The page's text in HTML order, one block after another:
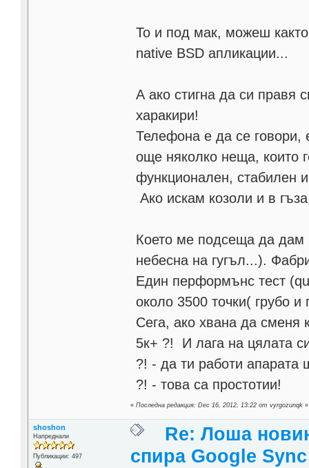
То и под мак, можеш
native BSD апликации...
А ако стигна да си правя
харакири!
Телефона е да се говори,
още няколко неща, които
функционален, стабилен
Ако искам козоли и в
Което ме подсеща да дам
небесна на гугъл...).
Един перформънс тест
около 3500 точки( грубо и
Сега, ако хвана да сменя
5к+ ?! И лага на цялата
?! - да ти работи
?! - това са простотии!
«Последна редакция: Dec 16, 2012, 13:22 от vyrgozunqk »
shoshon
Напреднали
Публикации: 497
Re: Лоша
спира Google Sync